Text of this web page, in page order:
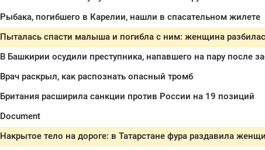
Рыбака, погибшего в Карелии, нашли в спасательном жилете
В Башкирии осудили преступника, напавшего на пару после
Врач раскрыл, как распознать опасный тромб
Британия расширила санкции против России на 19 позиций
Document